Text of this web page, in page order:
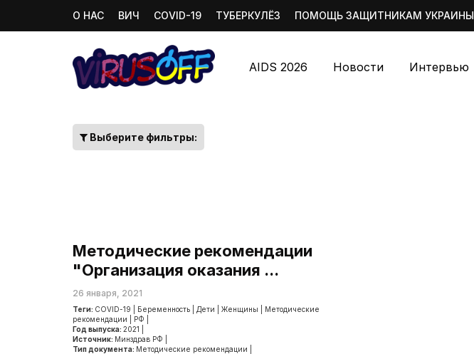
О НАС ВИЧ COVID-19 ТУБЕРКУЛЁЗ ПОМОЩЬ ЗАЩИТНИКАМ УКРАИНЫ
AIDS 2026 Новости Интервью
Выберите фильтры:
Методические рекомендации
"Организация оказания ...
26 января, 2021
Теги: COVID-19 Беременность Дети Женщины
Методические
рекомендации
РФ
Год выпуска: 2021
Источник: Минздрав РФ
Тип документа: Методические рекомендации